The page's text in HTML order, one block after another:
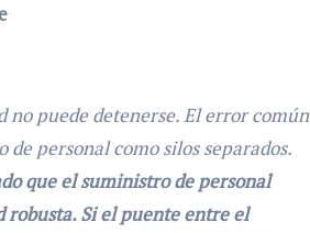
puede detenerse. El error común
personal como silos separados.
que el suministro de personal
robusta. Si el puente entre el